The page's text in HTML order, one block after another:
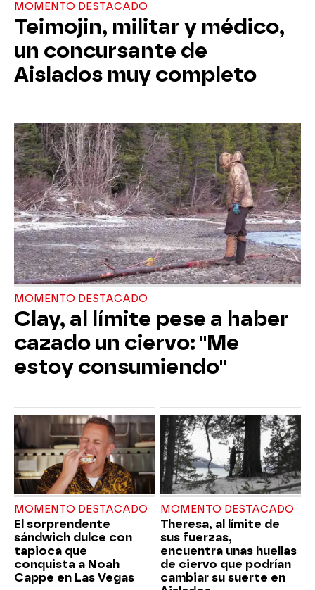
MOMENTO DESTACADO
Teimojin, militar y médico,
un concursante de
Aislados muy completo
MOMENTO DESTACADO
Clay, al límite pese a haber
cazado un ciervo: "Me
estoy consumiendo"
MOMENTO DESTACADO
El sorprendente
sándwich dulce con
tapioca que
conquista a Noah
Cappe en Las Vegas
MOMENTO DESTACADO
Theresa, al límite de
sus fuerzas,
encuentra unas huellas
de ciervo que podrían
cambiar su suerte en